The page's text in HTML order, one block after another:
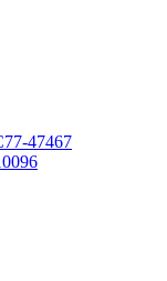
47467